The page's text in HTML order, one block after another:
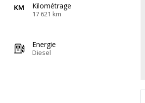
Kilométrage
17 621 km
Energie
Diesel